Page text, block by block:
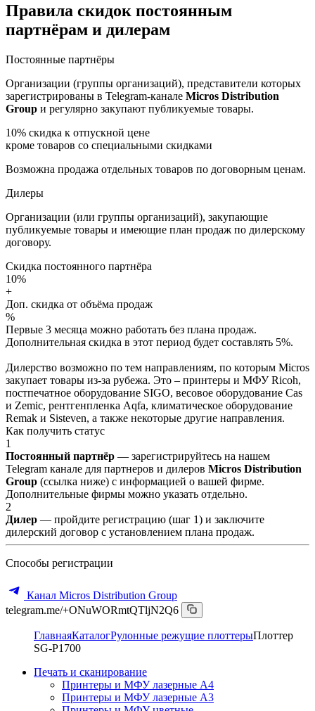
Правила скидок постоянным
партнёрам и дилерам
Постоянные партнёры
Организации (группы организаций), представители которых
зарегистрированы в Telegram-канале Micros Distribution
Group и регулярно закупают публикуемые товары.
10% скидка к отпускной цене
кроме товаров со специальными скидками
Возможна продажа отдельных товаров по договорным ценам.
Дилеры
Организации (или группы организаций), закупающие
публикуемые товары и имеющие план продаж по дилерскому
договору.
Скидка постоянного партнёра
10%
+
Доп. скидка от объёма продаж
%
Первые 3 месяца можно работать без плана продаж.
Дополнительная скидка в этот период будет составлять 5%.
Дилерство возможно по тем направлениям, по которым Micros
закупает товары из-за рубежа. Это – принтеры и МФУ Ricoh,
постпечатное оборудование SIGO, весовое оборудование Cas
и Zemic, рентгенпленка Aqfa, климатическое оборудование
Remak и Sisteven, а также некоторые другие направления.
Как получить статус
1
Постоянный партнёр — зарегистрируйтесь на нашем
Telegram канале для партнеров и дилеров Micros Distribution
Group (ссылка ниже) с информацией о вашей фирме.
Дополнительные фирмы можно указать отдельно.
2
Дилер — пройдите регистрацию (шаг 1) и заключите
дилерский договор с установлением плана продаж.
Способы регистрации
Канал Micros Distribution Group
telegram.me/+ONuWORmtQTljN2Q6
ГлавнаяКаталогРулонные режущие плоттерыПлоттер
SG-P1700
Печать и сканирование
Принтеры и МФУ лазерные А4
Принтеры и МФУ лазерные А3